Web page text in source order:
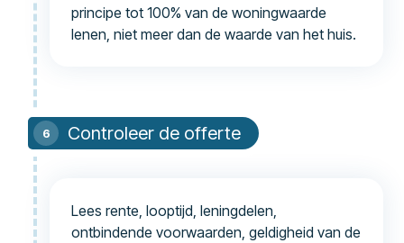
principe tot 100% van de woningwaarde
lenen, niet meer dan de waarde van het huis.
Controleer de offerte
Lees rente, looptijd, leningdelen,
ontbindende voorwaarden, geldigheid van de